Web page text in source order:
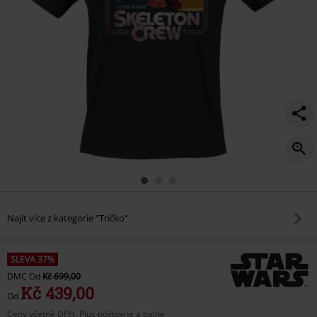
Najít více z kategorie "Tričko"
SLEVA 37%
DMC Od Kč 699,00
Od Kč 439,00
Ceny včetně DPH, Plus poštovné a balné